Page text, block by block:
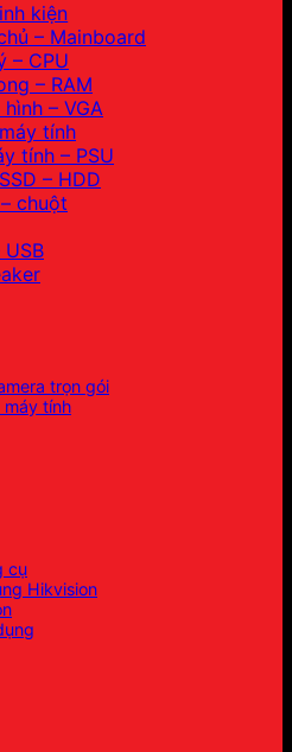
kiện
– Mainboard
– CPU
– RAM
– VGA
tính
tính – PSU
– HDD
chuột
trọn gói
máy tính
cụ
Hikvision